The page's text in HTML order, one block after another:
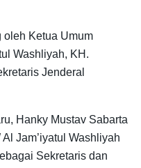
oleh Ketua Umum
Washliyah, KH.
Jenderal
Hanky Mustav Sabarta
Jam’iyatul Washliyah
Sekretaris dan